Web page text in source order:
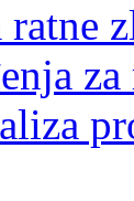
ratne